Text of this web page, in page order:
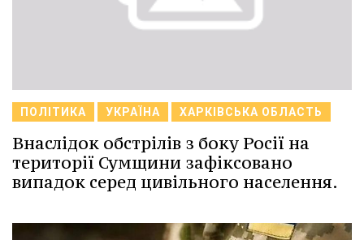
ПОЛІТИКА УКРАЇНА ХАРКІВСЬКА ОБЛАСТЬ
Внаслідок обстрілів з боку Росії на
території Сумщини зафіксовано
випадок серед цивільного населення.